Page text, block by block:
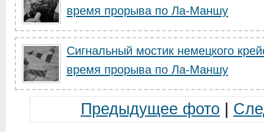
время прорыва по Ла-Маншу
Сигнальный мостик немецкого
время прорыва по Ла-Маншу
Предыдущее фото